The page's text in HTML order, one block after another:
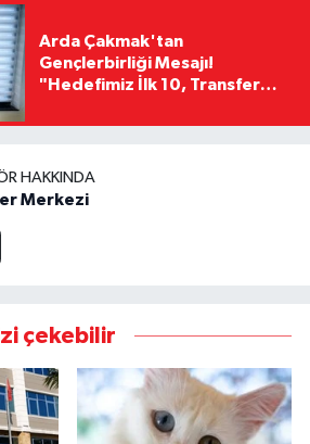
Arda Çakmak'tan
Gençlerbirliği Mesajı!
"Hedefimiz İlk 10, Transfer
Kaldıracağız"
HAKKINDA
Merkezi
çekebilir